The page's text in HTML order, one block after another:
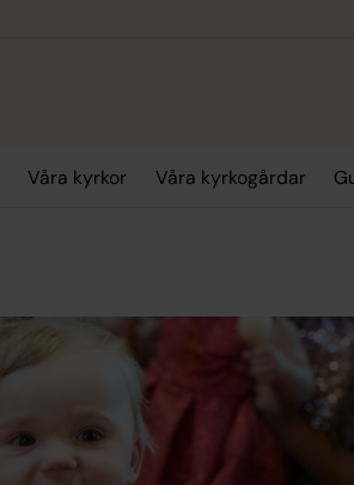
Våra kyrkor Våra kyrkogårdar